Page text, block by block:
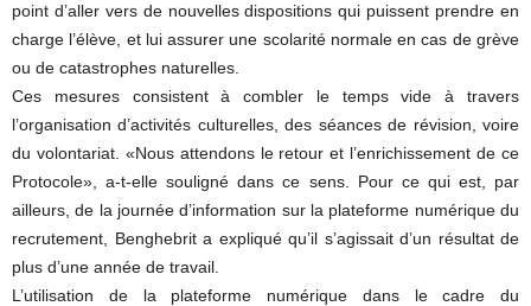
point d’aller vers de nouvelles dispositions qui puissent prendre en
charge l’élève, et lui assurer une scolarité normale en cas de grève
ou de catastrophes naturelles.
Ces mesures consistent à combler le temps vide à travers
l’organisation d’activités culturelles, des séances de révision, voire
du volontariat. «Nous attendons le retour et l’enrichissement de ce
Protocole», a-t-elle souligné dans ce sens. Pour ce qui est, par
ailleurs, de la journée d’information sur la plateforme numérique du
recrutement, Benghebrit a expliqué qu’il s’agissait d’un résultat de
plus d’une année de travail.
L’utilisation de la plateforme numérique dans le cadre du